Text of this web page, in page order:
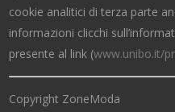
cookie analitici di terza parte
informazioni clicchi
presente al link (www.unibo.it/
Copyright ZoneModa